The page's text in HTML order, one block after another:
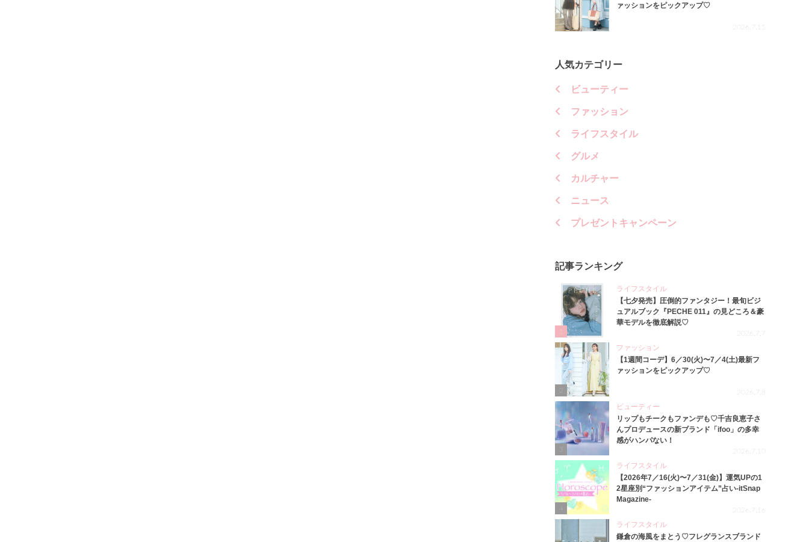
ァッションをピックアップ♡
2026.7.15
人気カテゴリー
ビューティー
ファッション
ライフスタイル
グルメ
カルチャー
ニュース
プレゼントキャンペーン
記事ランキング
ライフスタイル
【七夕発売】圧倒的ファンタジー！最旬ビジ
ュアルブック『PECHE 011』の見どころ＆豪
華モデルを徹底解説♡
2026.7.7
ファッション
【1週間コーデ】6／30(火)〜7／4(土)最新フ
ァッションをピックアップ♡
2026.7.8
3
ビューティー
リップもチークもファンデも♡千吉良恵子さ
んプロデュースの新ブランド「ifoo」の多幸
感がハンパない！
2026.7.10
4
ライフスタイル
【2026年7／16(火)〜7／31(金)】運気UPの1
2星座別“ファッションアイテム”占い-itSnap
Magazine-
2026.7.16
ライフスタイル
鎌倉の海風をまとう♡フレグランスブランド